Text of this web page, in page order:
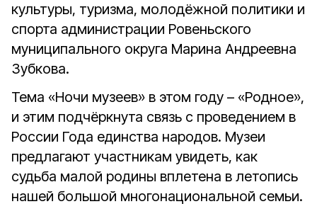
культуры, туризма, молодёжной политики и
спорта администрации Ровеньского
муниципального округа Марина Андреевна
Зубкова.
Тема «Ночи музеев» в этом году – «Родное»,
и этим подчёркнута связь с проведением в
России Года единства народов. Музеи
предлагают участникам увидеть, как
судьба малой родины вплетена в летопись
нашей большой многонациональной семьи.